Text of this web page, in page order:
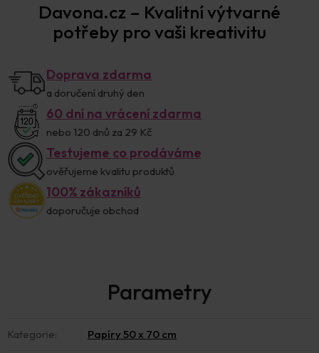
Davona.cz – Kvalitní výtvarné
potřeby pro vaši kreativitu
Doprava zdarma
a doručení druhý den
60 dní na vrácení zdarma
nebo 120 dnů za 29 Kč
Testujeme co prodáváme
ověřujeme kvalitu produktů
100% zákazníků
doporučuje obchod
Kategorie: Papíry 50 x 70 cm